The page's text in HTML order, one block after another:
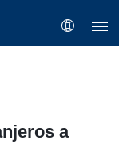
a